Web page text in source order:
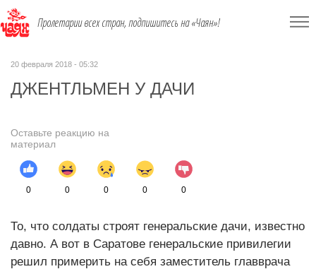
Пролетарии всех стран, подпишитесь на «Чаян»!
20 февраля 2018 - 05:32
ДЖЕНТЛЬМЕН У ДАЧИ
Оставьте реакцию на
материал
0 0 0 0 0
То, что солдаты строят генеральские дачи, известно
давно. А вот в Саратове генеральские привилегии
решил примерить на себя заместитель главврача